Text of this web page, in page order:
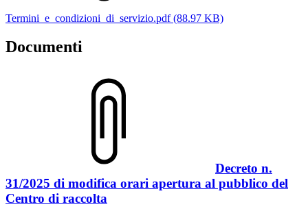
Termini_e_condizioni_di_servizio.pdf (88.97 KB)
Documenti
Decreto n.
31/2025 di modifica orari apertura al pubblico del
Centro di raccolta